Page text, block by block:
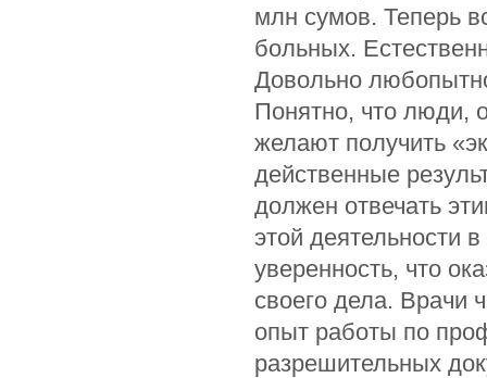
млн сумов. Теперь
больных.
Довольно
Понятно, что люди,
желают получить
действенные
должен отвечать
этой деятельности
уверенность, что
своего дела. Врачи
опыт работы по
разрешительных